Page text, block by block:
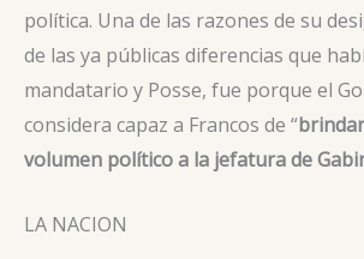
política. Una de las razones de su
de las ya públicas diferencias que
mandatario y Posse, fue porque el
considera capaz a Francos de “
volumen político a la jefatura de
LA NACION